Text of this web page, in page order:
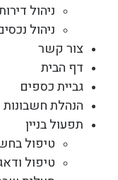
ניהול
ניהול
צור קשר
דף הבית
גביית כספים
הנהלת חשבונות
תפעול בניין
טיפול
טיפול